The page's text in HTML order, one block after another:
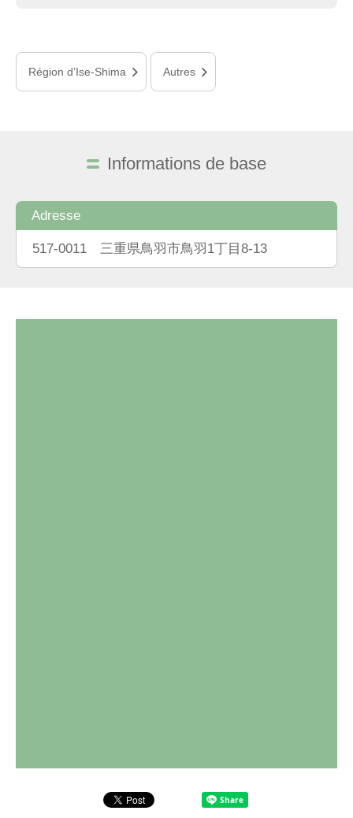
Région d’Ise-Shima Autres
Informations de base
Adresse
517-0011 三重県鳥羽市鳥羽1丁目8-13